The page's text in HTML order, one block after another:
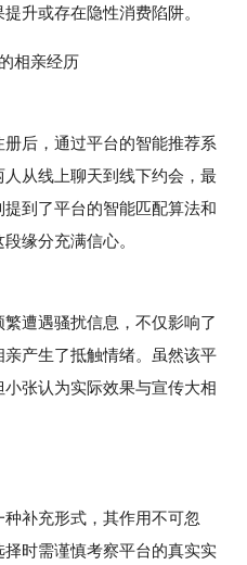
升或存在隐性消费陷阱。
相亲经历
后，通过平台的智能推荐系
从线上聊天到线下约会，最
到了平台的智能匹配算法和
缘分充满信心。
遭遇骚扰信息，不仅影响了
产生了抵触情绪。虽然该平
张认为实际效果与宣传大相
补充形式，其作用不可忽
时需谨慎考察平台的真实实